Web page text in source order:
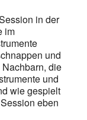
in der
im
und
die
und
wie gespielt
eben